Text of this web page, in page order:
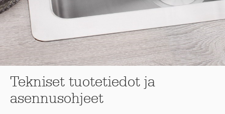
Tekniset tuotetiedot ja
asennusohjeet